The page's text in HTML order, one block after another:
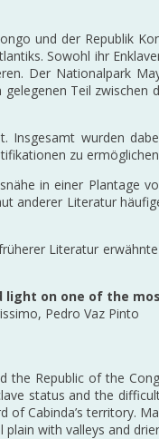
und der Republik
Sowohl ihr
Der Nationalpark
Teil zwischen
wurden
zu
in einer Plantage
anderer Literatur
Literatur
on one of the
Pedro Vaz Pinto
Republic of the
status and the
Cabinda’s territory.
with valleys and